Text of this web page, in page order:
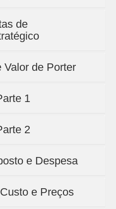
de
Valor de Porter
1
2
e Despesa
e Preços